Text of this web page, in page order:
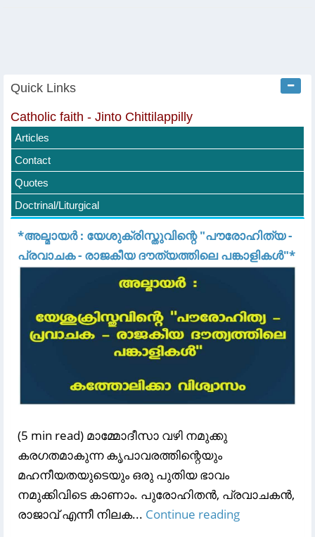
Quick Links
Catholic faith - Jinto Chittilappilly
Articles
Contact
Quotes
Doctrinal/Liturgical
*അല്മായർ : യേശുക്രിസ്തുവിന്റെ "പൗരോഹിത്യ -
പ്രവാചക - രാജകീയ ദൗത്യത്തിലെ പങ്കാളികൾ"*
(5 min read) മാമ്മോദീസാ വഴി നമുക്കു
കരഗതമാകുന്ന കൃപാവരത്തിന്റെയും
മഹനീയതയുടെയും ഒരു പുതിയ ഭാവം
നമുക്കിവിടെ കാണാം. പുരോഹിതൻ, പ്രവാചകൻ,
രാജാവ് എന്നീ നിലക... Continue reading